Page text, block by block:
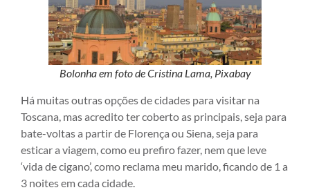
Bolonha em foto de Cristina Lama, Pixabay
Há muitas outras opções de cidades para visitar na
Toscana, mas acredito ter coberto as principais, seja para
bate-voltas a partir de Florença ou Siena, seja para
esticar a viagem, como eu prefiro fazer, nem que leve
‘vida de cigano’, como reclama meu marido, ficando de 1 a
3 noites em cada cidade.